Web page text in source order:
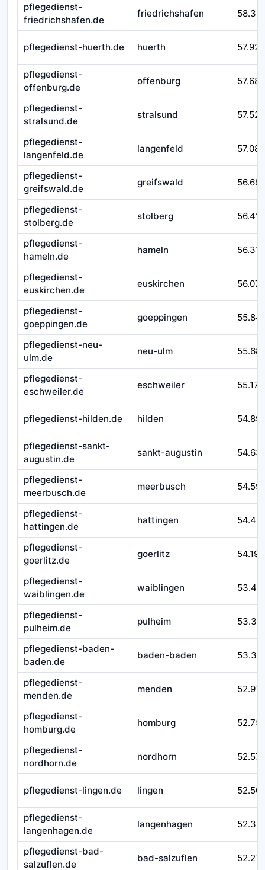
pflegedienst-
friedrichshafen.de
friedrichshafen
pflegedienst-huerth.de huerth 57.925
pflegedienst-
offenburg.de
offenburg 57.687
pflegedienst-
stralsund.de
stralsund 57.525
pflegedienst-
langenfeld.de
langenfeld 57.083
pflegedienst-
greifswald.de
greifswald 56.685
pflegedienst-
stolberg.de
stolberg 56.414
pflegedienst-
hameln.de
hameln 56.310
pflegedienst-
euskirchen.de
euskirchen 56.077
pflegedienst-
goeppingen.de
goeppingen
pflegedienst-neu-
ulm.de
neu-ulm
pflegedienst-
eschweiler.de
eschweiler 55.171
pflegedienst-hilden.de hilden
pflegedienst-sankt-
augustin.de
sankt-augustin 54.631
pflegedienst-
meerbusch.de
meerbusch
pflegedienst-
hattingen.de
hattingen
pflegedienst-
goerlitz.de
goerlitz 54.193
pflegedienst-
waiblingen.de
waiblingen
pflegedienst-
pulheim.de
pulheim
pflegedienst-baden-
baden.de
baden-baden
pflegedienst-
menden.de
menden
pflegedienst-
homburg.de
homburg
pflegedienst-
nordhorn.de
nordhorn
pflegedienst-lingen.de lingen
pflegedienst-
langenhagen.de
langenhagen
pflegedienst-bad-
salzuflen.de
bad-salzuflen